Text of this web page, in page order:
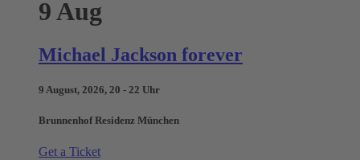
9Aug
Michael Jackson forever
9 August, 2026, 20 - 22 Uhr
Brunnenhof Residenz München
Get a Ticket